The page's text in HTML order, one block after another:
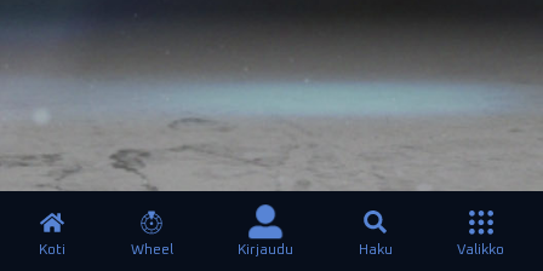
Koti Wheel Kirjaudu Haku Valikko